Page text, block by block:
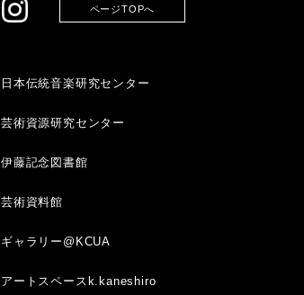
ページTOPへ
日本伝統音楽研究センター
芸術資源研究センター
伊藤記念図書館
芸術資料館
ギャラリー@KCUA
アートスペースk.kaneshiro